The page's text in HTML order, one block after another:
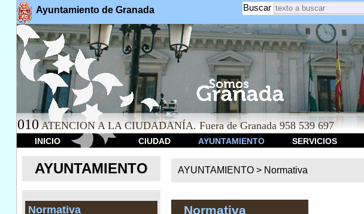
Ayuntamiento de Granada Buscar
010 ATENCION A LA CIUDADANÍA. Fuera de Granada 958 539 697
INICIO CIUDAD AYUNTAMIENTO SERVICIOS
AYUNTAMIENTO
Normativa
AYUNTAMIENTO > Normativa
Normativa